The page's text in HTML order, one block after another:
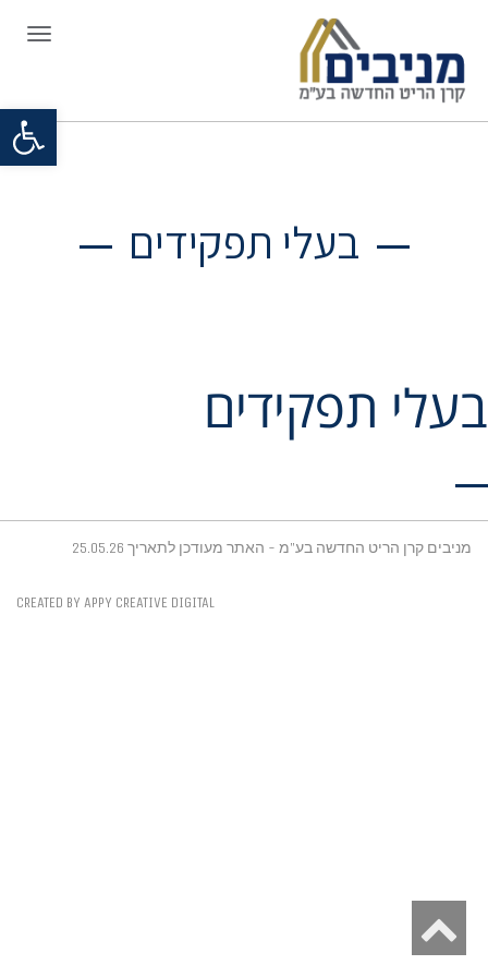
פתח
בעלי תפקידים
בעלי תפקידים
מניבים קרן הריט החדשה בע"מ - האתר מעודכן לתאריך 25.05.26
CREATED BY APPY CREATIVE DIGITAL
לראש